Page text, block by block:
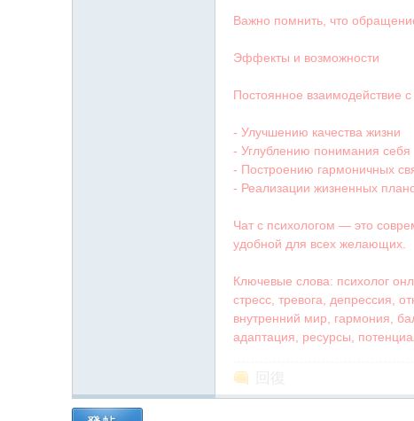
Важно помнить, что
Эффекты и возможности
Постоянное взаимодействие
- Улучшению качества жизни
- Углублению понимания себя
- Построению гармоничных
- Реализации жизненных
Чат с психологом — это
удобной для всех желающих.
Ключевые слова: психолог
стресс, тревога, депрессия,
внутренний мир, гармония,
адаптация, ресурсы,